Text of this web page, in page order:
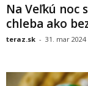
Na Veľkú noc
chleba ako
teraz.sk - 31. mar 2024